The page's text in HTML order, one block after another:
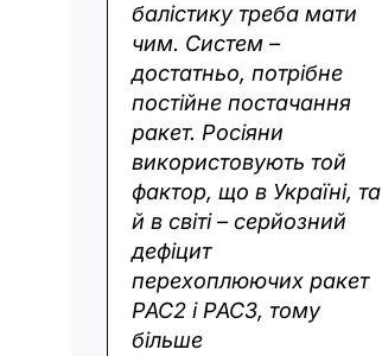
балістику треба мати
чим. Систем –
достатньо, потрібне
постійне постачання
ракет. Росіяни
використовують той
фактор, що в Україні, та
й в світі – серйозний
дефіцит
перехоплюючих ракет
PAC2 і PAC3, тому
більше